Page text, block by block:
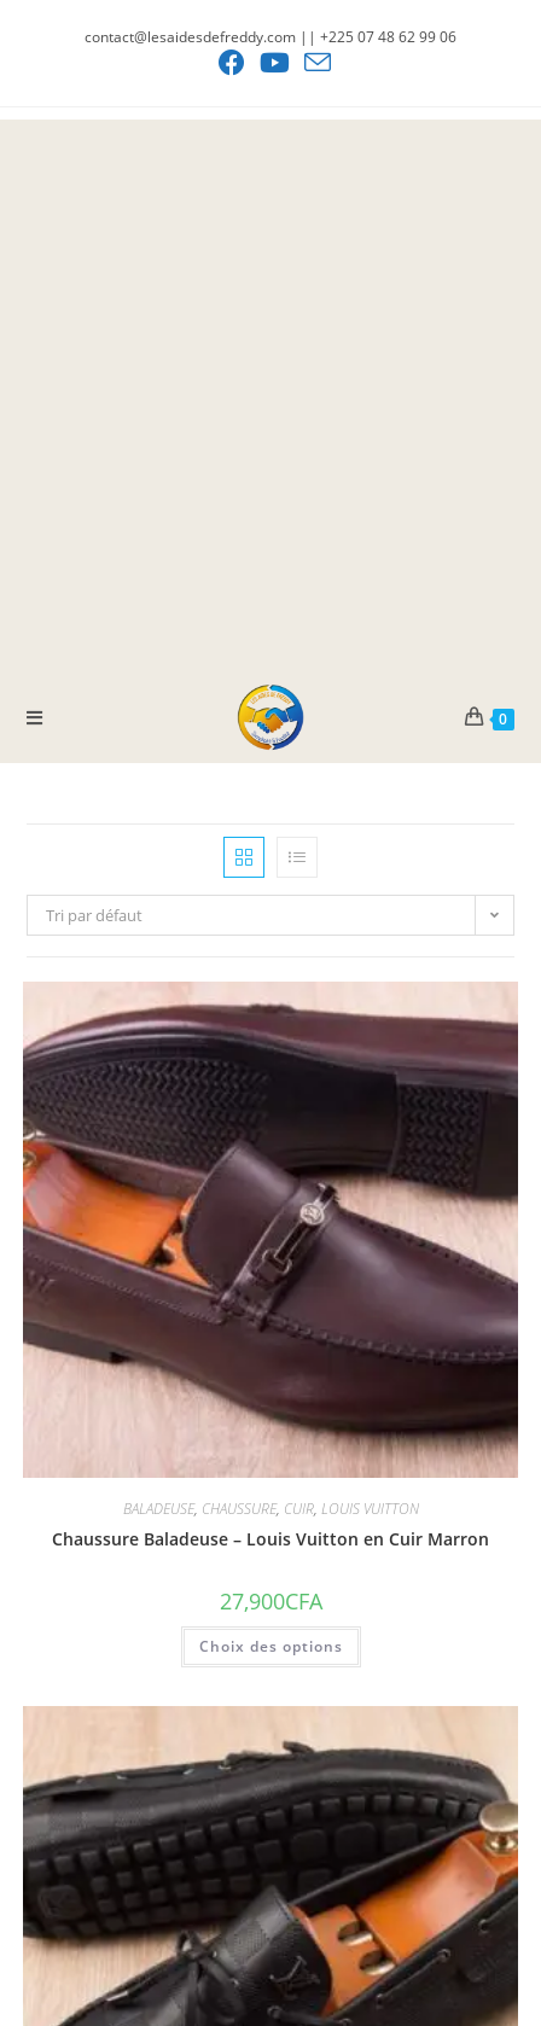
contact@lesaidesdefreddy.com || +225 07 48 62 99 06
0
Tri par défaut
BALADEUSE, CHAUSSURE, CUIR, LOUIS VUITTON
Chaussure Baladeuse – Louis Vuitton en Cuir Marron
27,900CFA
Choix des options